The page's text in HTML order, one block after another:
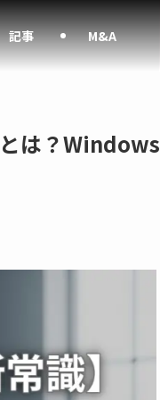
記事 M&A
は？Windows